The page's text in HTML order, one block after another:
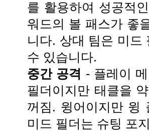
를 활용하여 성공적
워드의 볼 패스가 좋
니다. 상대 팀은 미드
수 있습니다.
중간 공격 - 플레이
필더이지만 태클을
꺼짐. 윙어이지만 윙
미드 필더는 슈팅 포